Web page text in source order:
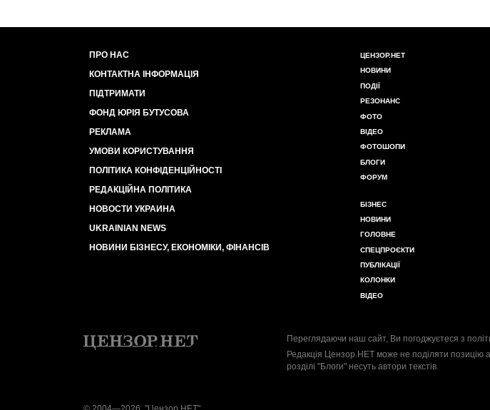
ПРО НАС
КОНТАКТНА ІНФОРМАЦІЯ
ПІДТРИМАТИ
ФОНД ЮРІЯ БУТУСОВА
РЕКЛАМА
УМОВИ КОРИСТУВАННЯ
ПОЛІТИКА КОНФІДЕНЦІЙНОСТІ
РЕДАКЦІЙНА ПОЛІТИКА
НОВОСТИ УКРАИНА
UKRAINIAN NEWS
НОВИНИ БІЗНЕСУ, ЕКОНОМІКИ, ФІНАНСІВ
ЦЕНЗОР.НЕТ
НОВИНИ
ПОДІЇ
РЕЗОНАНС
ФОТО
ВІДЕО
ФОТОШОПИ
БЛОГИ
ФОРУМ
БІЗНЕС
НОВИНИ
ГОЛОВНЕ
СПЕЦПРОЄКТИ
ПУБЛІКАЦІЇ
КОЛОНКИ
ВІДЕО
Переглядаючи наш сайт, Ви погоджуєтеся з
Редакція Цензор.НЕТ може не поділяти позицію
розділі "Блоги" несуть автори текстів.